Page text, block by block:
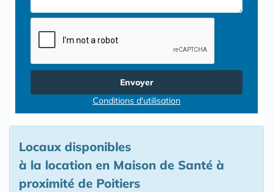
Envoyer
Conditions d'utilisation
Locaux disponibles
à la location en Maison de Santé à
proximité de Poitiers